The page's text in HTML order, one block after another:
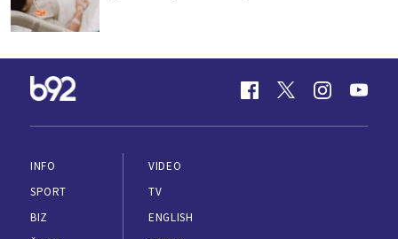
INFO
SPORT
BIZ
VIDEO
TV
ENGLISH